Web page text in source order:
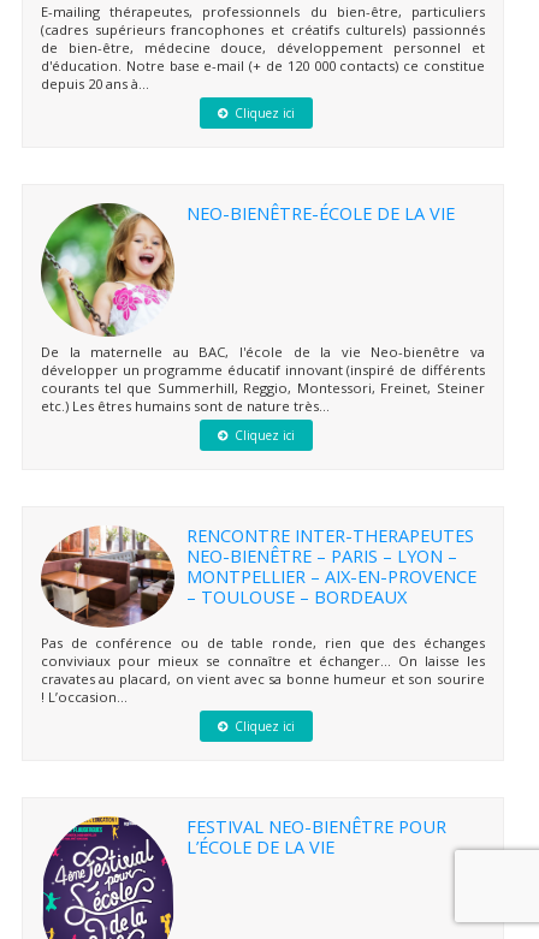
E-mailing thérapeutes, professionnels du bien-être, particuliers
(cadres supérieurs francophones et créatifs culturels) passionnés
de bien-être, médecine douce, développement personnel et
d'éducation. Notre base e-mail (+ de 120 000 contacts) ce constitue
depuis 20 ans à...
Cliquez ici
NEO-BIENÊTRE-ÉCOLE DE LA VIE
De la maternelle au BAC, l'école de la vie Neo-bienêtre va
développer un programme éducatif innovant (inspiré de différents
courants tel que Summerhill, Reggio, Montessori, Freinet, Steiner
etc.) Les êtres humains sont de nature très...
Cliquez ici
RENCONTRE INTER-THERAPEUTES
NEO-BIENÊTRE – PARIS – LYON –
MONTPELLIER – AIX-EN-PROVENCE
– TOULOUSE – BORDEAUX
Pas de conférence ou de table ronde, rien que des échanges
conviviaux pour mieux se connaître et échanger… On laisse les
cravates au placard, on vient avec sa bonne humeur et son sourire
! L’occasion...
Cliquez ici
FESTIVAL NEO-BIENÊTRE POUR
L’ÉCOLE DE LA VIE